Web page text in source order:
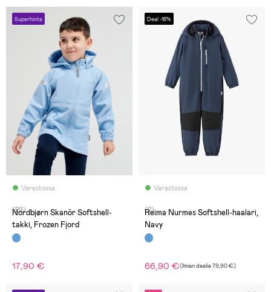
Superhinta
Varastossa
(29)
Nordbjørn Skanör Softshell-
takki, Frozen Fjord
17,90 €
Deal -16%
Varastossa
(2)
Reima Nurmes Softshell-haalari,
Navy
66,90 €(Ilman dealia79,90 €)